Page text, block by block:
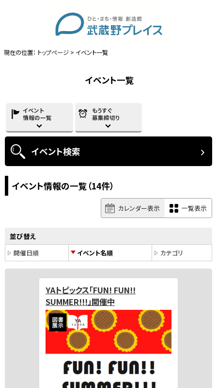
現在の位置： トップページ > イベント一覧
イベント一覧
イベント
情報の一覧
もうすぐ
募集締切り
イベント検索
イベント情報の一覧（14件）
カレンダー表示 一覧表示
並び替え
開催日順 イベント名順 カテゴリ
YAトピックス「FUN! FUN!!
SUMMER!!!」開催中